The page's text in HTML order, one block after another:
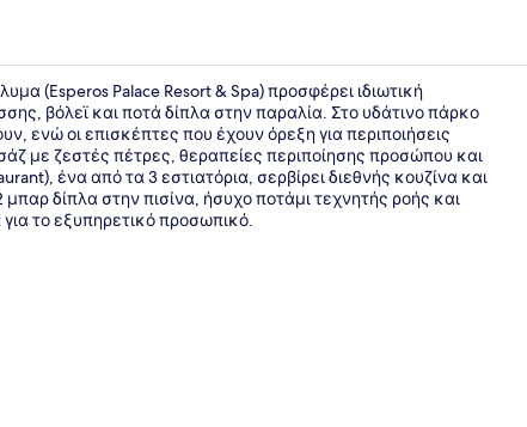
Φαγητό και
(Esperos Palace Resort & Spa) προσφέρει ιδιωτική
βόλεϊ και ποτά δίπλα στην παραλία. Στο υδάτινο πάρκο
ενώ οι επισκέπτες που έχουν όρεξη για περιποιήσεις
με ζεστές πέτρες, θεραπείες περιποίησης προσώπου και
ένα από τα 3 εστιατόρια, σερβίρει διεθνής κουζίνα και
δίπλα στην πισίνα, ήσυχο ποτάμι τεχνητής ροής και
το εξυπηρετικό προσωπικό.